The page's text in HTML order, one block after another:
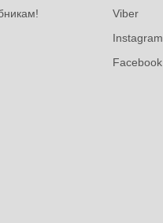
Viber
Instagram
Facebook